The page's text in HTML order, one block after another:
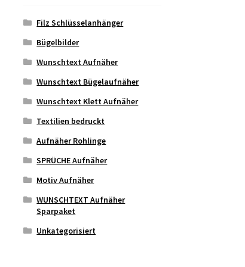
Filz Schlüsselanhänger
Bügelbilder
Wunschtext Aufnäher
Wunschtext Bügelaufnäher
Wunschtext Klett Aufnäher
Textilien bedruckt
Aufnäher Rohlinge
SPRÜCHE Aufnäher
Motiv Aufnäher
WUNSCHTEXT Aufnäher
Sparpaket
Unkategorisiert